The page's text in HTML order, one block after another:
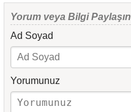
Yorum veya Bilgi Paylaşın
Ad Soyad
Yorumunuz